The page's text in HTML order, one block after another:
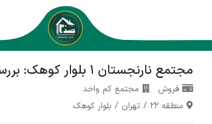
مجتمع نارنجستان ۱ بلوار کوهک: بررسی کامل
فروش
مجتمع کم واحد
منطقه 22
/تهران / بلوار کوهک